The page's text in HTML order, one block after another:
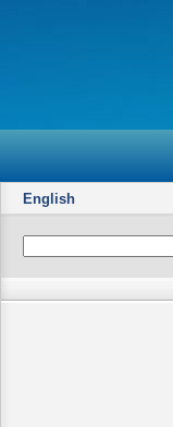
English